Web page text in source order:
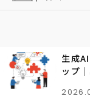
生成
ップ